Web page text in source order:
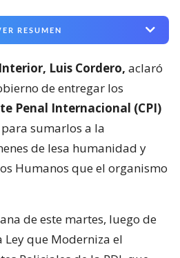
RESUMEN
Luis Cordero, aclaró
de entregar los
Penal Internacional (CPI)
para sumarlos a la
de lesa humanidad y
Humanos que el organismo
de este martes, luego de
que Moderniza el